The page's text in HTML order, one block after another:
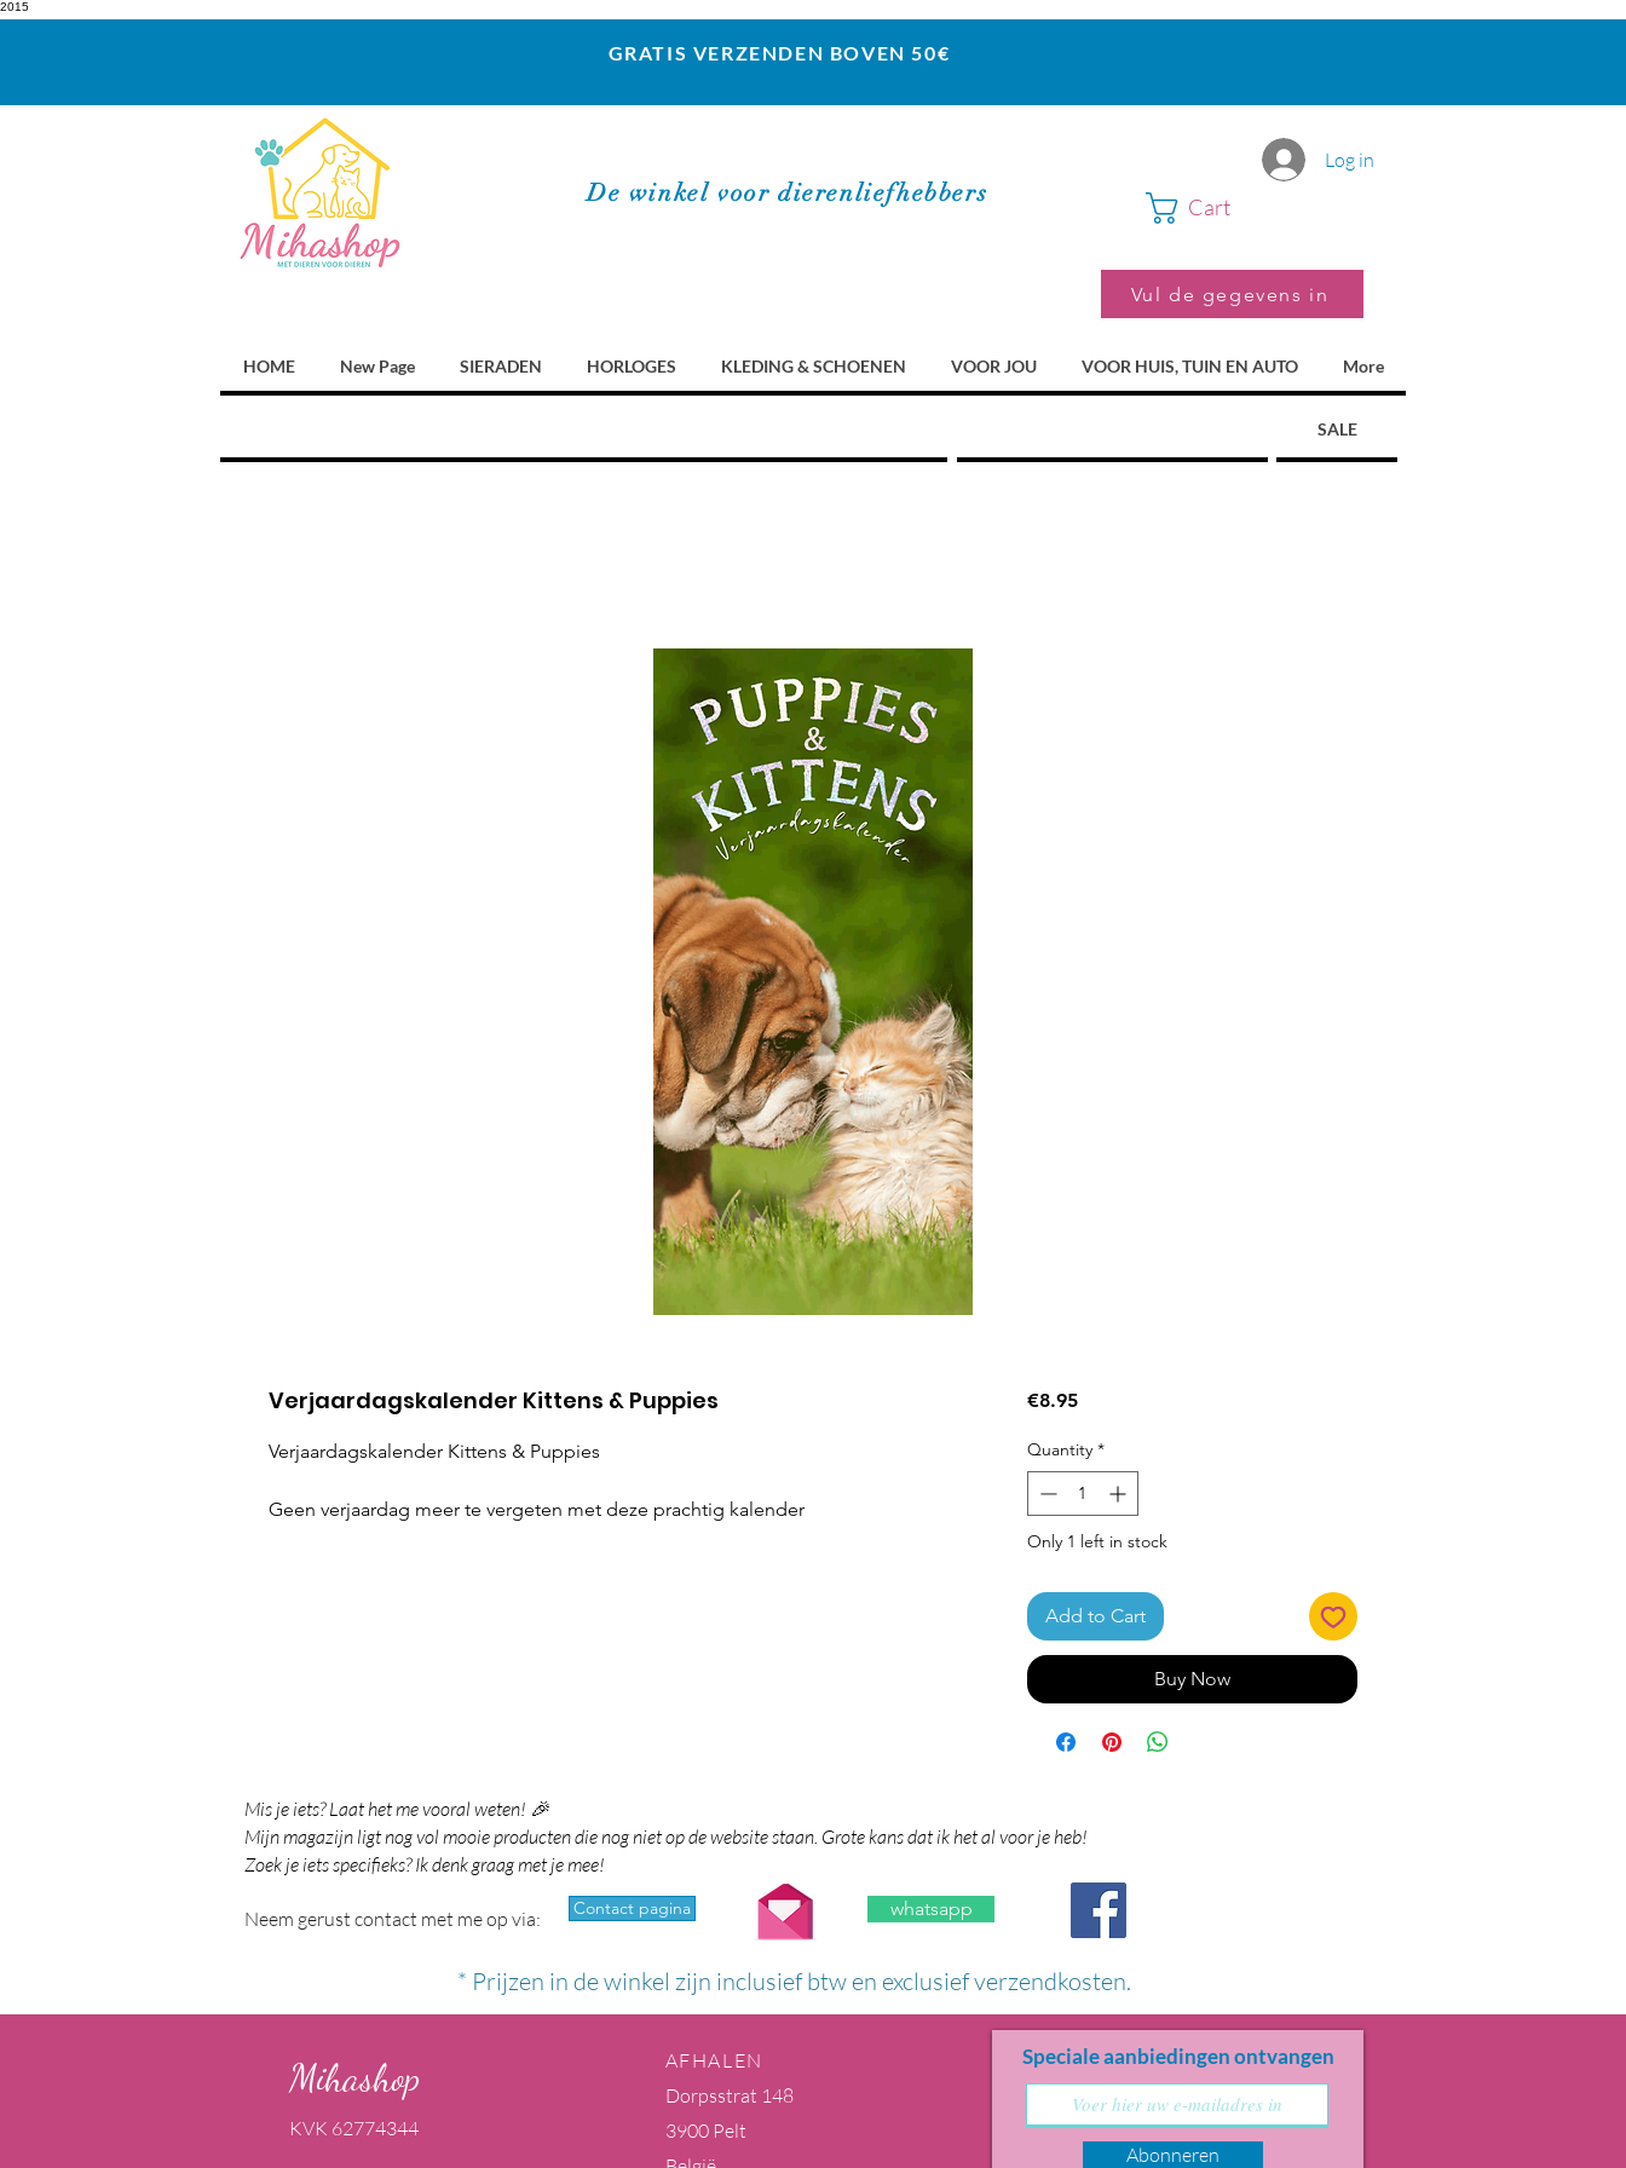
2015
GRATIS VERZENDEN BOVEN 50€
De winkel voor dierenliefhebbers
Log in
Cart
Vul de gegevens in
HOME New Page SIERADEN HORLOGES KLEDING & SCHOENEN VOOR JOU VOOR HUIS, TUIN EN AUTO More
SALE
Verjaardagskalender Kittens & Puppies
Verjaardagskalender Kittens & Puppies
Geen verjaardag meer te vergeten met deze prachtig kalender
€8.95Price
Quantity *
Only 1 left in stock
Add to Cart
Buy Now
Mis je iets? Laat het me vooral weten! 🎉
Mijn magazijn ligt nog vol mooie producten die nog niet op de website staan. Grote kans dat ik het al voor je heb!
Zoek je iets specifieks? Ik denk graag met je mee!
Neem gerust contact met me op via: Contact pagina whatsapp
* Prijzen in de winkel zijn inclusief btw en exclusief verzendkosten.
Mihashop
KVK 62774344
AFHALEN
Dorpsstrat 148
3900 Pelt
Speciale aanbiedingen ontvangen
Abonneren